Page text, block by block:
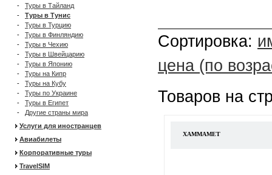
- Туры в Тайланд
- Туры в Тунис
- Туры в Турцию
- Туры в Финляндию
- Туры в Чехию
- Туры в Швейцарию
- Туры в Японию
- Туры на Кипр
- Туры на Кубу
- Туры по Украине
- Туры в Египет
- Другие страны мира
Услуги для иностранцев
Авиабилеты
Корпоративные туры
TravelSIM
Сортировка:
цена (по
Товаров на
ХАММАМЕТ